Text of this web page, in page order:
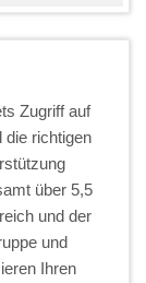
Zugriff auf
die richtigen
über 5,5
und der
und
Ihren